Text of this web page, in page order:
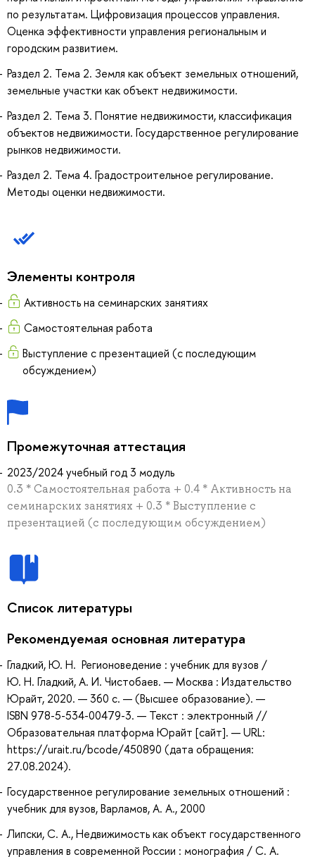
по результатам. Цифровизация процессов управления.
Оценка эффективности управления региональным и
городским развитием.
Раздел 2. Тема 2. Земля как объект земельных отношений,
земельные участки как объект недвижимости.
Раздел 2. Тема 3. Понятие недвижимости, классификация
объектов недвижимости. Государственное регулирование
рынков недвижимости.
Раздел 2. Тема 4. Градостроительное регулирование.
Методы оценки недвижимости.
Элементы контроля
Активность на семинарских занятиях
Самостоятельная работа
Выступление с презентацией (с последующим
обсуждением)
Промежуточная аттестация
2023/2024 учебный год 3 модуль
0.3 * Самостоятельная работа + 0.4 * Активность на
семинарских занятиях + 0.3 * Выступление с
презентацией (с последующим обсуждением)
Список литературы
Рекомендуемая основная литература
Гладкий, Ю. Н. Регионоведение : учебник для вузов /
Ю. Н. Гладкий, А. И. Чистобаев. — Москва : Издательство
Юрайт, 2020. — 360 с. — (Высшее образование). —
ISBN 978-5-534-00479-3. — Текст : электронный //
Образовательная платформа Юрайт [сайт]. — URL:
https://urait.ru/bcode/450890 (дата обращения:
27.08.2024).
Государственное регулирование земельных отношений :
учебник для вузов, Варламов, А. А., 2000
Липски, С. А., Недвижимость как объект государственного
управления в современной России : монография / С. А.